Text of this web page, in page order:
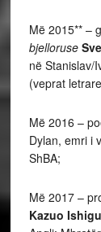
Më 2015** –
bjelloruse
në Stanislav/
(veprat
Më 2016 –
Dylan, emri i
ShBA;
Më 2017 –
Kazuo